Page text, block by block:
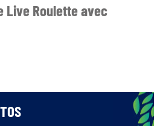
Live Roulette avec